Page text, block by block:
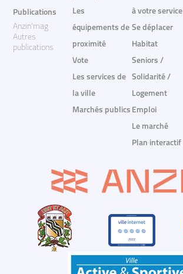
Publications
Anzin'mag
Autres
publications
Les
équipements de
proximité
Vote
Les services de
la ville
Marchés publics
à votre service
Se déplacer
Habitat
Seniors /
Solidarité /
Logement
Emploi
Le marché
Plan interactif